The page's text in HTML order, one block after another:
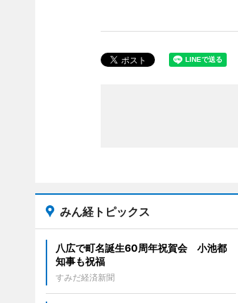
みん経トピックス
八広で町名誕生60周年祝賀会 小池都
知事も祝福
すみだ経済新聞